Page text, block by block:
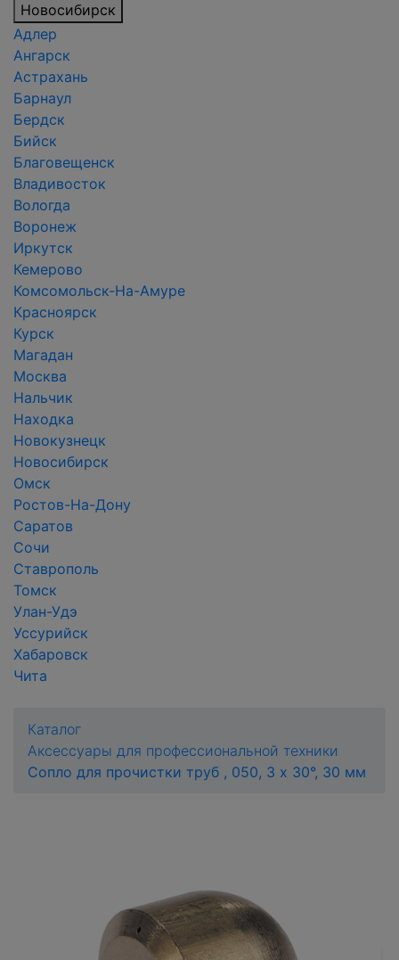
Новосибирск
Адлер
Ангарск
Астрахань
Барнаул
Бердск
Бийск
Благовещенск
Владивосток
Вологда
Воронеж
Иркутск
Кемерово
Комсомольск-На-Амуре
Красноярск
Курск
Магадан
Москва
Нальчик
Находка
Новокузнецк
Новосибирск
Омск
Ростов-На-Дону
Саратов
Сочи
Ставрополь
Томск
Улан-Удэ
Уссурийск
Хабаровск
Чита
Каталог
Аксессуары для профессиональной техники
Сопло для прочистки труб , 050, 3 x 30°, 30 мм